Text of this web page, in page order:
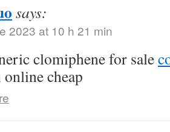
says:
2023 at 10 h 21 min
clomiphene for sale
cheap